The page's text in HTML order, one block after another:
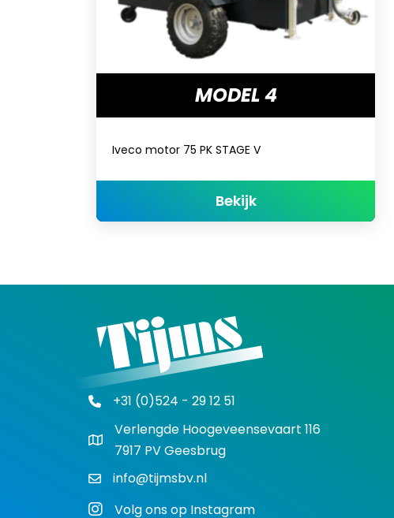
MODEL 4
Iveco motor 75 PK STAGE V
Bekijkabout Model 4
+31 (0)524 - 29 12 51
Verlengde Hoogeveensevaart 116
7917 PV Geesbrug
info@tijmsbv.nl
Volg ons op Instagram